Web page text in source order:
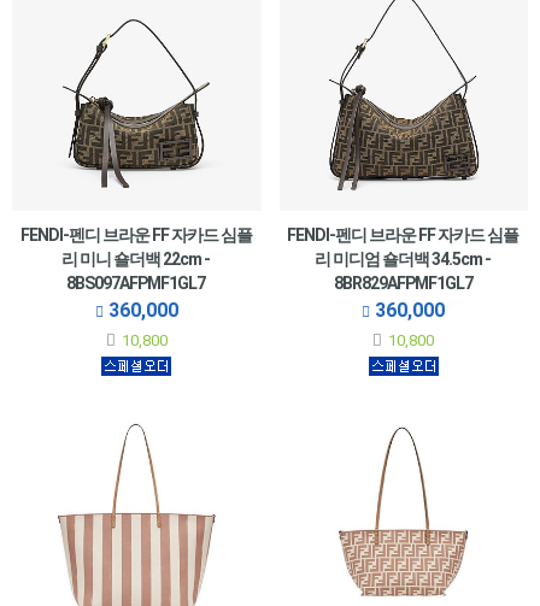
FENDI-펜디 브라운 FF 자카드 심플
리 미니 숄더백 22cm -
8BS097AFPMF1GL7
360,000
10,800
FENDI-펜디 브라운 FF 자카드 심플
리 미디엄 숄더백 34.5cm -
8BR829AFPMF1GL7
360,000
10,800